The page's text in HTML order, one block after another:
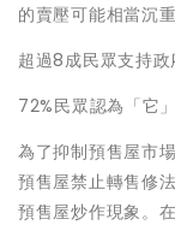
的賣壓可能相當沉重
超過8成民眾支持政
72%民眾認為「它
為了抑制預售屋市
預售屋禁止轉售修
預售屋炒作現象。